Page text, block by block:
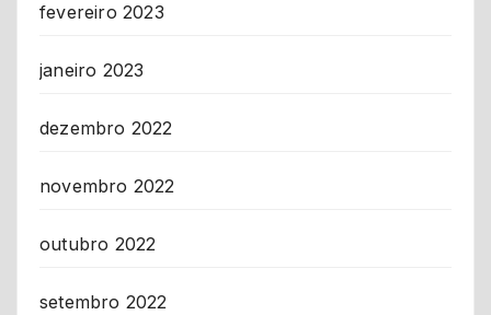
fevereiro 2023
janeiro 2023
dezembro 2022
novembro 2022
outubro 2022
setembro 2022